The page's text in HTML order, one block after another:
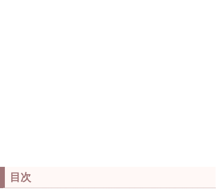
目次